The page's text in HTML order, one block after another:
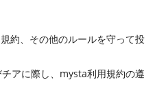
約、その他のルールを守って投
アに際し、mysta利用規約の遵